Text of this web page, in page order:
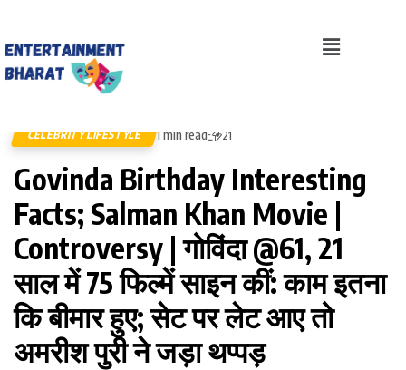
CELEBRITY LIFESTYLE 1 min read 21
Govinda Birthday Interesting
Facts; Salman Khan Movie |
Controversy | गोविंदा @61, 21
साल में 75 फिल्में साइन कीं: काम इतना
कि बीमार हुए; सेट पर लेट आए तो
अमरीश पुरी ने जड़ा थप्पड़